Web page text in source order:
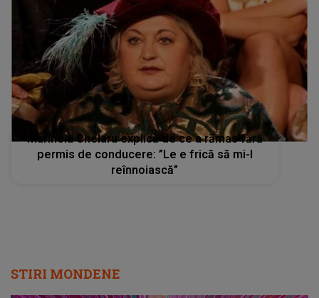
Marinela Chelaru explică de ce a rămas fără
permis de conducere: ”Le e frică să mi-l
reînnoiască”
STIRI MONDENE